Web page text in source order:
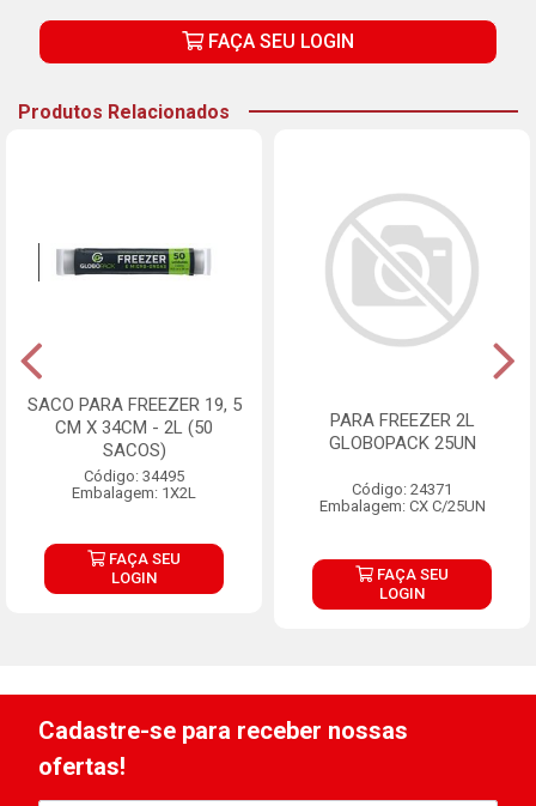
FAÇA SEU LOGIN
Produtos Relacionados
SACO PARA FREEZER 19, 5
CM X 34CM - 2L (50
SACOS)
Código: 34495
Embalagem: 1X2L
FAÇA SEU
LOGIN
PARA FREEZER 2L
GLOBOPACK 25UN
Código: 24371
Embalagem: CX C/25UN
FAÇA SEU
LOGIN
Cadastre-se para receber nossas
ofertas!